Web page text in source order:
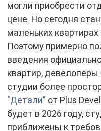
могли приобрести
цене. Но сегодня
маленьких
Поэтому примерно
введения
квартир,
студии более
"Детали" от Plus
будет в 2026 году,
приближены к